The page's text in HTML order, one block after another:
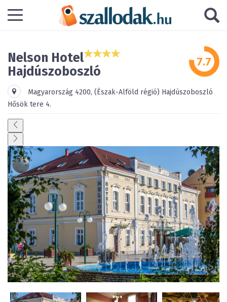
Nelson Hotel
Hajdúszoboszló
Magyarország 4200, (Észak-Alföld régió) Hajdúszoboszló
Hősök tere 4.